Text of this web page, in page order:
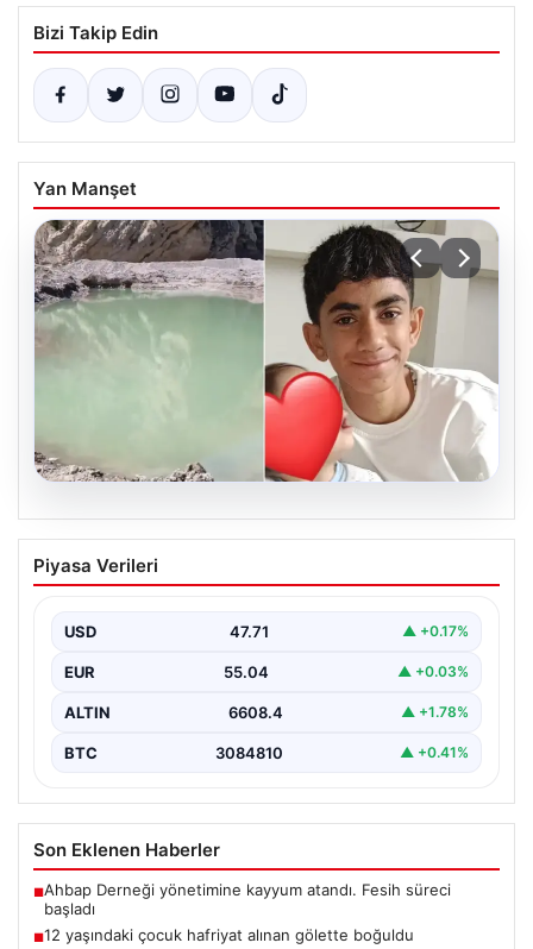
Bizi Takip Edin
Yan Manşet
12 yaşındaki çocuk hafriyat alınan
gölette boğuldu
Oluşan Gölette Boğuldu”, “content”: “ Erzurum’un Oltu…
Piyasa Verileri
USD 47.71 ▲ +0.17%
EUR 55.04 ▲ +0.03%
ALTIN 6608.4 ▲ +1.78%
BTC 3084810 ▲ +0.41%
Son Eklenen Haberler
■Ahbap Derneği yönetimine kayyum atandı. Fesih süreci
başladı
■12 yaşındaki çocuk hafriyat alınan gölette boğuldu